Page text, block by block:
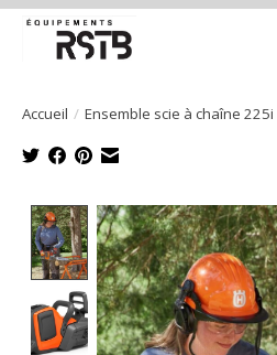
Accueil / Ensemble scie à chaîne 225i
Product image